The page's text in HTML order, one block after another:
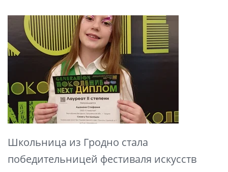
Школьница из Гродно стала
победительницей фестиваля искусств